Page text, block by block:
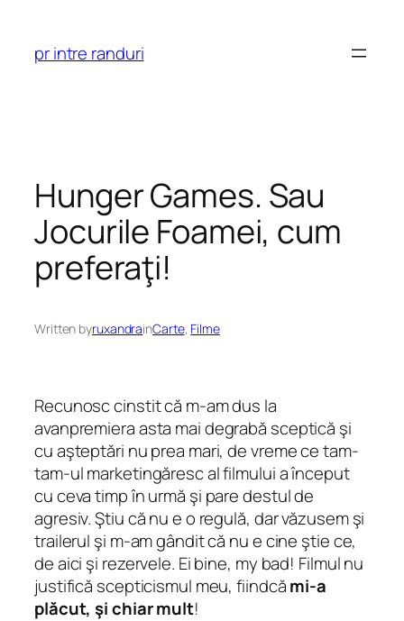
content
pr intre randuri
Hunger Games. Sau
Jocurile Foamei, cum
preferaţi!
Written byruxandrainCarte, Filme
Recunosc cinstit că m-am dus la
avanpremiera asta mai degrabă sceptică şi
cu aşteptări nu prea mari, de vreme ce tam-
tam-ul marketingăresc al filmului a început
cu ceva timp în urmă şi pare destul de
agresiv. Ştiu că nu e o regulă, dar văzusem şi
trailerul şi m-am gândit că nu e cine ştie ce,
de aici şi rezervele. Ei bine, my bad! Filmul nu
justifică scepticismul meu, fiindcămi-a
plăcut, şi chiar mult!